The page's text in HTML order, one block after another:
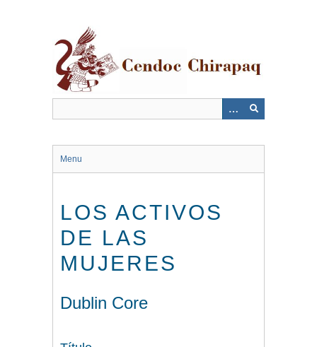
Menu
LOS ACTIVOS
DE LAS
MUJERES
Dublin Core